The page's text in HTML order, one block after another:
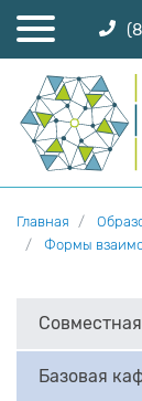
Главная
Формы
Базовая